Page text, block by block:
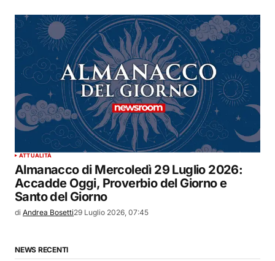
ATTUALITÀ
Almanacco di Mercoledì 29 Luglio 2026:
Accadde Oggi, Proverbio del Giorno e
Santo del Giorno
di Andrea Bosetti29 Luglio 2026, 07:45
NEWS RECENTI